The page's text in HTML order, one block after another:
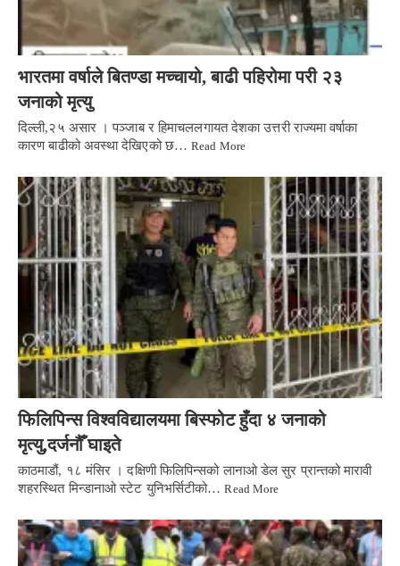
भारतमा वर्षाले बितण्डा मच्चायो, बाढी पहिरोमा परी २३
जनाको मृत्यु
दिल्ली,२५ असार । पञ्जाब र हिमाचललगायत देशका उत्तरी राज्यमा वर्षाका
कारण बाढीको अवस्था देखिएको छ…Read More
फिलिपिन्स विश्वविद्यालयमा बिस्फोट हुँदा ४ जनाको
मृत्यु,दर्जनौँ घाइते
काठमाडौं, १८ मंसिर । दक्षिणी फिलिपिन्सको लानाओ डेल सुर प्रान्तको मारावी
शहरस्थित मिन्डानाओ स्टेट युनिभर्सिटीको…Read More